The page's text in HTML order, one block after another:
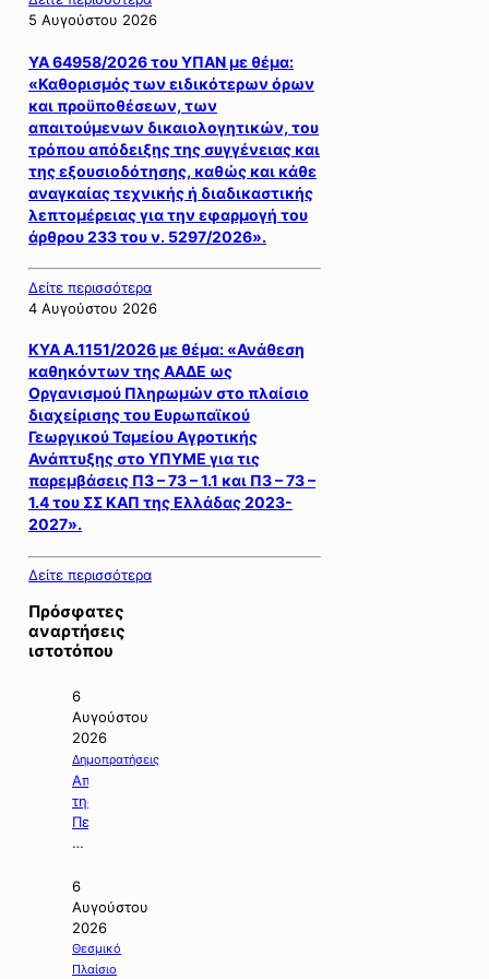
5 Αυγούστου 2026
ΥΑ 64958/2026 του ΥΠΑΝ με θέμα:
«Καθορισμός των ειδικότερων όρων
και προϋποθέσεων, των
απαιτούμενων δικαιολογητικών, του
τρόπου απόδειξης της συγγένειας και
της εξουσιοδότησης, καθώς και κάθε
αναγκαίας τεχνικής ή διαδικαστικής
λεπτομέρειας για την εφαρμογή του
άρθρου 233 του ν. 5297/2026».
Δείτε περισσότερα
4 Αυγούστου 2026
ΚΥΑ Α.1151/2026 με θέμα: «Ανάθεση
καθηκόντων της ΑΑΔΕ ως
Οργανισμού Πληρωμών στο πλαίσιο
διαχείρισης του Ευρωπαϊκού
Γεωργικού Ταμείου Αγροτικής
Ανάπτυξης στο ΥΠΥΜΕ για τις
παρεμβάσεις Π3 – 73 – 1.1 και Π3 – 73 –
1.4 του ΣΣ ΚΑΠ της Ελλάδας 2023-
2027».
Δείτε περισσότερα
Πρόσφατες
αναρτήσεις
ιστοτόπου
6
Αυγούστου
2026
Δημοπρατήσεις
Απόφαση
της
Περιφέρειας
Κεντρικής
με
την
οποία
ματαιώνεται
δημοπρασία
6
Αυγούστου
2026
Θεσμικό
Πλαίσιο